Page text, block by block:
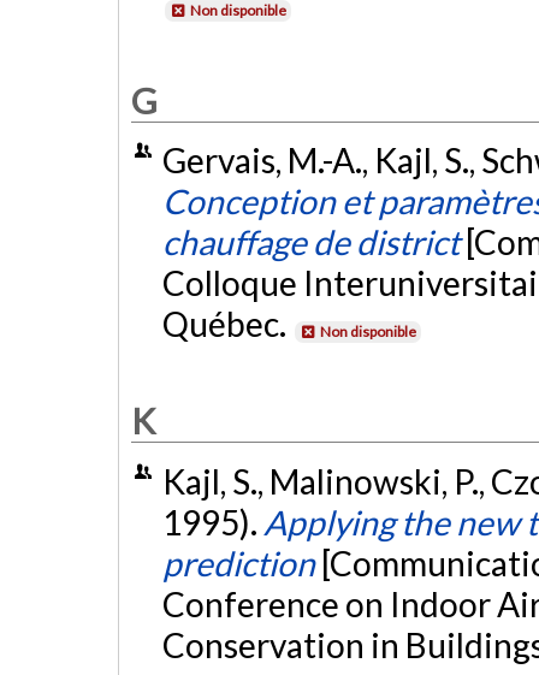
Non disponible
G
Gervais, M.-A., Kajl, S.,
Conception et
chauffage de district
Colloque
Québec.
Non disponible
K
Kajl, S., Malinowski, P.,
1995). Applying the new
prediction
Conference on Indoor
Conservation in